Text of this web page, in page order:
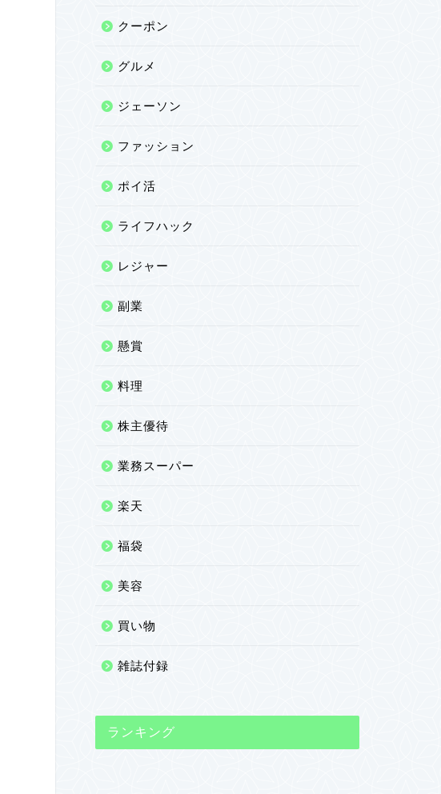
クーポン
グルメ
ジェーソン
ファッション
ポイ活
ライフハック
レジャー
副業
懸賞
料理
株主優待
業務スーパー
楽天
福袋
美容
買い物
雑誌付録
ランキング